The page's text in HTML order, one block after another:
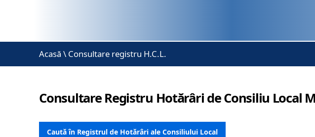
Acasă \ Consultare registru H.C.L.
Consultare Registru Hotărâri de Consiliu Local
Caută în Registrul de Hotărâri ale Consiliului Local